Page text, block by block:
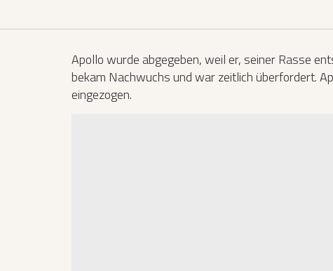
Apollo wurde abgegeben, weil er, seiner Rasse
bekam Nachwuchs und war zeitlich überfordert.
eingezogen.